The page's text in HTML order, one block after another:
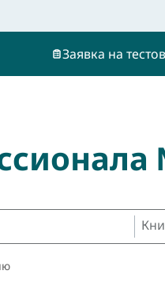
Заявка на